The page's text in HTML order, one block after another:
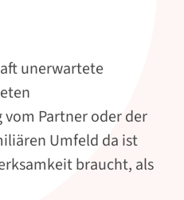
unerwartete
Partner oder der
Umfeld da ist
braucht, als